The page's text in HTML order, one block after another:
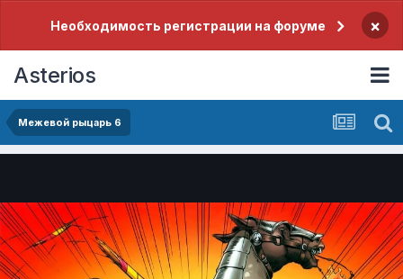
Необходимость регистрации на форуме ×
Asterios
Межевой рыцарь 6